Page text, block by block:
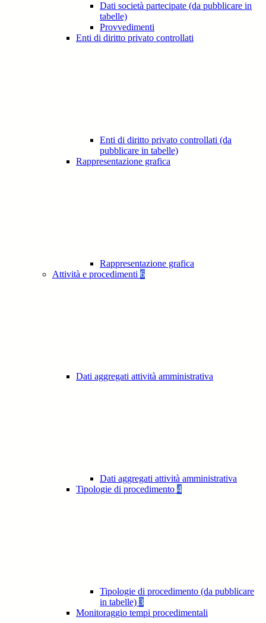
Dati società partecipate (da pubblicare in
tabelle)
Provvedimenti
Enti di diritto privato controllati
Enti di diritto privato controllati (da
pubblicare in tabelle)
Rappresentazione grafica
Rappresentazione grafica
Attività e procedimenti 6
Dati aggregati attività amministrativa
Dati aggregati attività amministrativa
Tipologie di procedimento 4
Tipologie di procedimento (da pubblicare
in tabelle) 3
Monitoraggio tempi procedimentali